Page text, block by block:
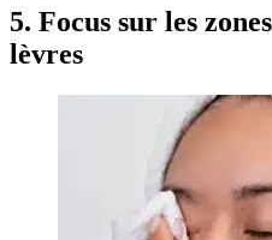
5. Focus sur les
lèvres